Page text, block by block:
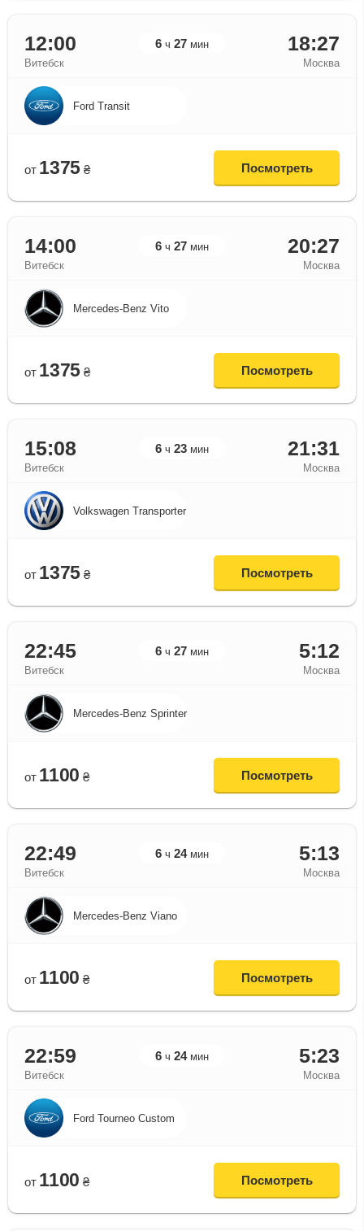
12:00 6 ч 27 мин 18:27
Витебск Москва
Ford Transit
от 1375 ₴ Посмотреть
14:00 6 ч 27 мин 20:27
Витебск Москва
Mercedes-Benz Vito
от 1375 ₴ Посмотреть
15:08 6 ч 23 мин 21:31
Витебск Москва
Volkswagen Transporter
от 1375 ₴ Посмотреть
22:45 6 ч 27 мин 5:12
Витебск Москва
Mercedes-Benz Sprinter
от 1100 ₴ Посмотреть
22:49 6 ч 24 мин 5:13
Витебск Москва
Mercedes-Benz Viano
от 1100 ₴ Посмотреть
22:59 6 ч 24 мин 5:23
Витебск Москва
Ford Tourneo Custom
от 1100 ₴ Посмотреть